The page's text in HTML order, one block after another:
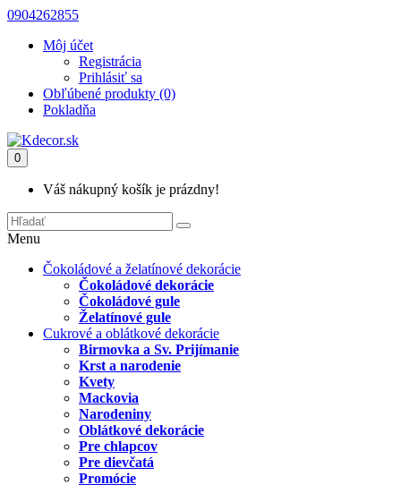
0904262855
Môj účet
Registrácia
Prihlásiť sa
Obľúbené produkty (0)
Pokladňa
0
Váš nákupný košík je prázdny!
Menu
Čokoládové a želatínové dekorácie
Čokoládové dekorácie
Čokoládové gule
Želatínové gule
Cukrové a oblátkové dekorácie
Birmovka a Sv. Prijímanie
Krst a narodenie
Kvety
Mackovia
Narodeniny
Oblátkové dekorácie
Pre chlapcov
Pre dievčatá
Promócie